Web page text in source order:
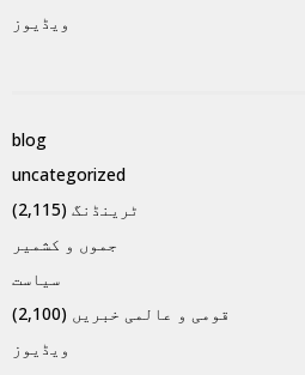
ویڈیوز
blog
uncategorized
ٹرینڈنگ (2,115)
جموں و کشمیر
سیاست
قومی و عالمی خبریں (2,100)
ویڈیوز